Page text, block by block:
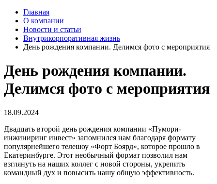
Главная
О компании
Новости и статьи
Внутрикорпоративная жизнь
День рождения компании. Делимся фото с мероприятия
День рождения компании.
Делимся фото с мероприятия
18.09.2024
Двадцать второй день рождения компании «Пумори-
инжиниринг инвест» запомнился нам благодаря формату
популярнейшего телешоу «Форт Боярд», которое прошло в
Екатеринбурге. Этот необычный формат позволил нам
взглянуть на наших коллег с новой стороны, укрепить
командный дух и повысить нашу общую эффективность.